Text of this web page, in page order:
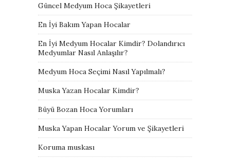
Güncel Medyum Hoca Şikayetleri
En İyi Bakım Yapan Hocalar
En İyi Medyum Hocalar Kimdir? Dolandırıcı
Medyumlar Nasıl Anlaşılır?
Medyum Hoca Seçimi Nasıl Yapılmalı?
Muska Yazan Hocalar Kimdir?
Büyü Bozan Hoca Yorumları
Muska Yapan Hocalar Yorum ve Şikayetleri
Koruma muskası